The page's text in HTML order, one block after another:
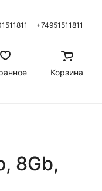
+74951511811
Корзина
8Gb,